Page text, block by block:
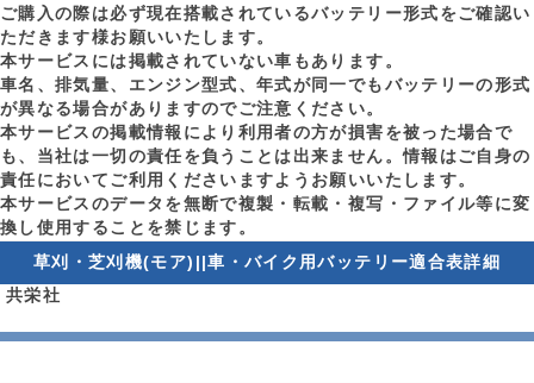
ご購入の際は必ず現在搭載されているバッテリー形式をご確認い
ただきます様お願いいたします。
本サービスには掲載されていない車もあります。
車名、排気量、エンジン型式、年式が同一でもバッテリーの形式
が異なる場合がありますのでご注意ください。
本サービスの掲載情報により利用者の方が損害を被った場合で
も、当社は一切の責任を負うことは出来ません。情報はご自身の
責任においてご利用くださいますようお願いいたします。
本サービスのデータを無断で複製・転載・複写・ファイル等に変
換し使用することを禁じます。
草刈・芝刈機(モア)||車・バイク用バッテリー適合表詳細
共栄社